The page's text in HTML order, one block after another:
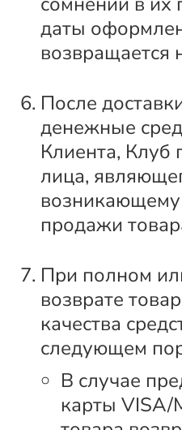
даты
возвращается
После
денежные
Клиента, Клуб
лица,
продажи
При полном
возврате
качества
следующем
В случае
карты